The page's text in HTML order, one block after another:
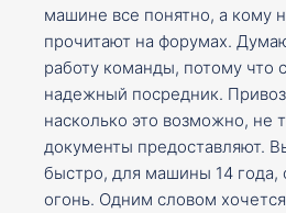
машине все понятно, а кому
прочитают на форумах.
работу команды, потому что
надежный посредник.
насколько это возможно, не
документы предоставляют.
быстро, для машины 14 года,
огонь. Одним словом